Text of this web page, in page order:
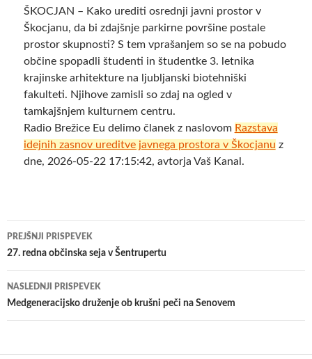
ŠKOCJAN – Kako urediti osrednji javni prostor v
Škocjanu, da bi zdajšnje parkirne površine postale
prostor skupnosti? S tem vprašanjem so se na pobudo
občine spopadli študenti in študentke 3. letnika
krajinske arhitekture na ljubljanski biotehniški
fakulteti. Njihove zamisli so zdaj na ogled v
tamkajšnjem kulturnem centru.
Radio Brežice Eu delimo članek z naslovom Razstava
idejnih zasnov ureditve javnega prostora v Škocjanu z
dne, 2026-05-22 17:15:42, avtorja Vaš Kanal.
Krmarjenje
po
prispevkih
PREJŠNJI PRISPEVEK
27. redna občinska seja v Šentrupertu
NASLEDNJI PRISPEVEK
Medgeneracijsko druženje ob krušni peči na Senovem